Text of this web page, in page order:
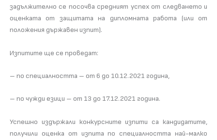
задължително се посочва средният успех от следването и
оценката от защитата на дипломната работа (или от
положения държавен изпит).
Изпитите ще се проведат:
– по специалността – от 6 до 10.12.2021 година,
– по чужди езици – от 13 до 17.12.2021 година.
Успешно издържали конкурсните изпити са кандидатите,
получили оценка от изпита по специалността най-малко